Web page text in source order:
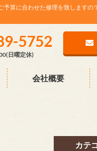
算に合わせた修理を致しますの
5752
日曜定休)
会社概要
カテ